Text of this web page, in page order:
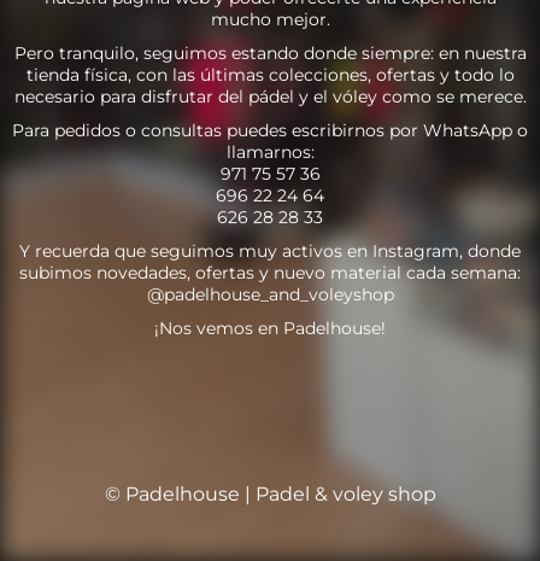
mucho mejor.
Pero tranquilo, seguimos estando donde siempre: en nuestra
tienda física, con las últimas colecciones, ofertas y todo lo
necesario para disfrutar del pádel y el vóley como se merece.
Para pedidos o consultas puedes escribirnos por WhatsApp o
llamarnos:
971 75 57 36
696 22 24 64
626 28 28 33
Y recuerda que seguimos muy activos en Instagram, donde
subimos novedades, ofertas y nuevo material cada semana:
@padelhouse_and_voleyshop
¡Nos vemos en Padelhouse!
© Padelhouse | Padel & voley shop